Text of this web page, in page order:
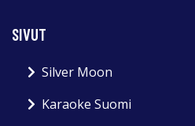
SIVUT
Silver Moon
Karaoke Suomi